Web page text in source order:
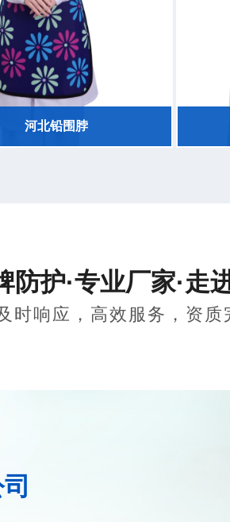
河北铅围脖
防护·专业厂家·走
时响应，高效服务，资质